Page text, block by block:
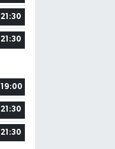
21:30
21:30
19:00
21:30
21:30